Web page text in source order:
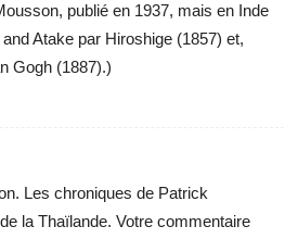
publié en 1937, mais en Inde
Atake par Hiroshige (1857) et,
Gogh (1887).)
Les chroniques de Patrick
la Thaïlande. Votre commentaire